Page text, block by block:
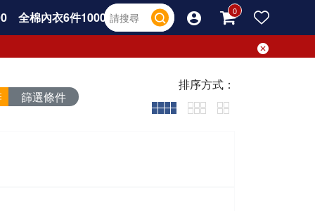
全棉內衣6件1000
篩選條件
排序方式：